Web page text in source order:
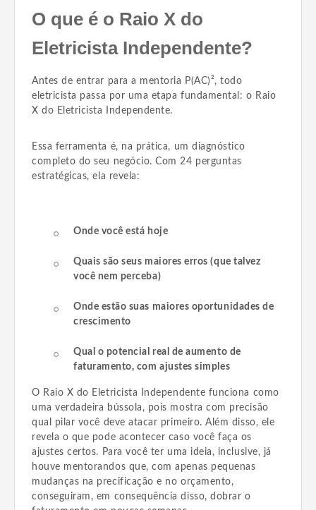
O que é o Raio X do
Eletricista Independente?
Antes de entrar para a mentoria P(AC)², todo
eletricista passa por uma etapa fundamental: o Raio
X do Eletricista Independente.
Essa ferramenta é, na prática, um diagnóstico
completo do seu negócio. Com 24 perguntas
estratégicas, ela revela:
Onde você está hoje
Quais são seus maiores erros (que talvez
você nem perceba)
Onde estão suas maiores oportunidades de
crescimento
Qual o potencial real de aumento de
faturamento, com ajustes simples
O Raio X do Eletricista Independente funciona como
uma verdadeira bússola, pois mostra com precisão
qual pilar você deve atacar primeiro. Além disso, ele
revela o que pode acontecer caso você faça os
ajustes certos. Para você ter uma ideia, inclusive, já
houve mentorandos que, com apenas pequenas
mudanças na precificação e no orçamento,
conseguiram, em consequência disso, dobrar o